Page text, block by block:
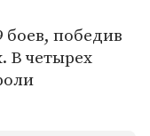
победив
В четырех